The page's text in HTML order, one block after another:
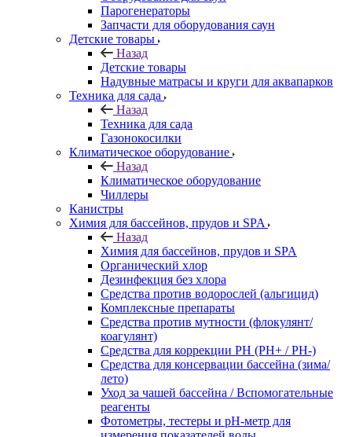
Парогенераторы
Запчасти для оборудования саун
Детские товары
Назад
Детские товары
Надувные матрасы и круги для аквапарков
Техника для сада
Назад
Техника для сада
Газонокосилки
Климатическое оборудование
Назад
Климатическое оборудование
Чиллеры
Канистры
Химия для бассейнов, прудов и SPA
Назад
Химия для бассейнов, прудов и SPA
Органический хлор
Дезинфекция без хлора
Средства против водорослей (альгицид)
Комплексные препараты
Средства против мутности (флокулянт/
коагулянт)
Средства для коррекции PH (PH+ / PH-)
Средства для консервации бассейна (зима/
лето)
Уход за чашей бассейна / Вспомогательные
реагенты
Фотометры, тестеры и рН-метр для